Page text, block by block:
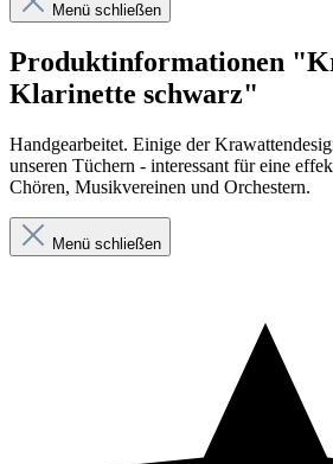
Menü schließen
Produktinformationen
Klarinette schwarz"
Handgearbeitet. Einige der
unseren Tüchern - interessant für eine
Chören, Musikvereinen und Orchestern.
Menü schließen